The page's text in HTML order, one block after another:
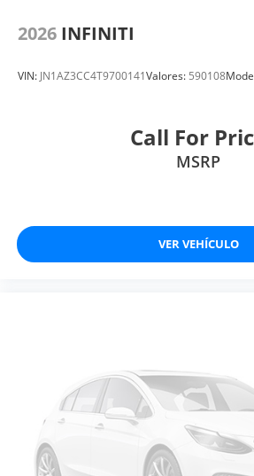
2026 INFINITI
VIN: JN1AZ3CC4T9700141Valores: 590108
Call For
MSRP
VER VEHÍCULO